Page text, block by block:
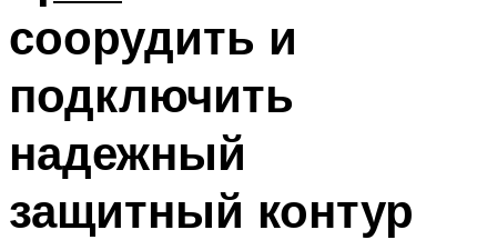
соорудить и
подключить
надежный
защитный контур